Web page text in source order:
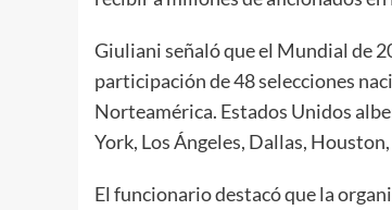
Giuliani señaló que el Mundial de
participación de 48 selecciones
Norteamérica. Estados Unidos
York, Los Ángeles, Dallas,
El funcionario destacó que la